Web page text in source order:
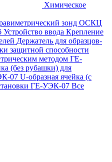
Химическое
зонд ОСКЦ
Устройство ввода Крепление
Держатель для образцов-
защитной способности
методом ГЕ-
(без рубашки) для
07 U-образная ячейка (с
ГЕ-УЭК-07 Все